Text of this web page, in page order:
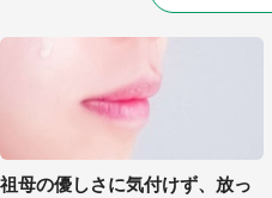
祖母の優しさに気付けず、放っ